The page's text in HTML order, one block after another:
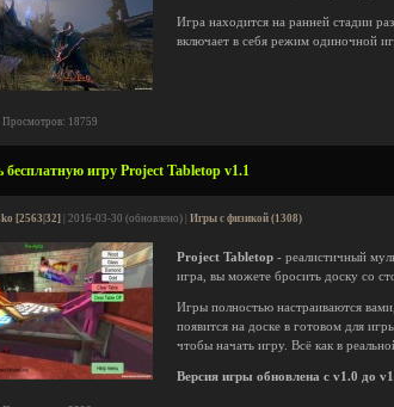
Игра находится на ранней стадии
включает в себя режим одиночной
Просмотров: 18759
бесплатную игру Project Tabletop v1.1
[2563|32] | 2016-03-30 (обновлено) | Игры с физикой (1308)
Project Tabletop - реалистичный
игра, вы можете бросить доску со
Игры полностью настраиваются
появится на доске в готовом для
чтобы начать игру. Всё как в
Версия игры обновлена с v1.0 до